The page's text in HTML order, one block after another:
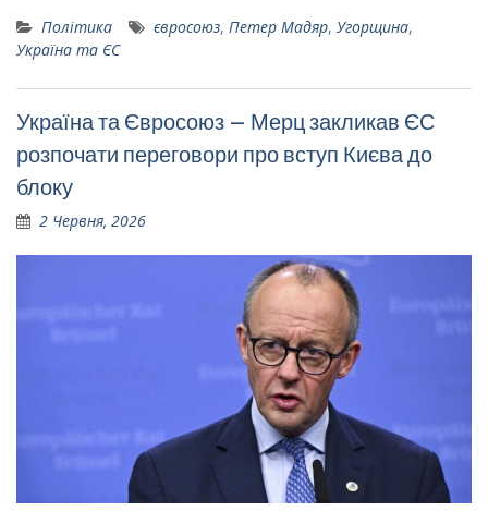
Політика євросоюз, Петер Мадяр, Угорщина,
Україна та ЄС
Україна та Євросоюз – Мерц закликав ЄС
розпочати переговори про вступ Києва до
блоку
2 Червня, 2026